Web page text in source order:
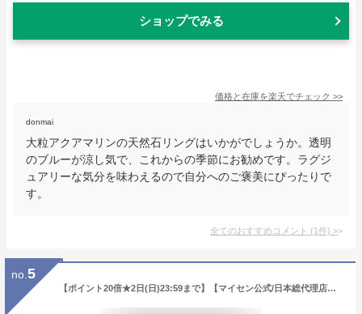
ショップでみる
価格と在庫を楽天でチェック >>
donmai
大粒アクアマリンの天然石リングはいかがでしょうか。透明
のブルーが涼し気で、これからの季節にお勧めです。ラグジ
ュアリーな気分を味わえるので自分へのご褒美にぴったりで
す。
全てのおすすめコメント (1件) >
no. 5
【ポイント20倍★2日(日)23:59まで】【マイセン公式/日本総代理店】 マイセン 波の戯れ ホワイト N°41 コーヒーカップ&ソーサー 約180mlホワイトデー コーヒーカップ ティーカップ マグカップ ブランド食器 来客用 高級 プレゼント 贈り物